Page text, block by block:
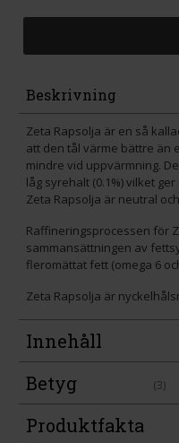
Beskrivning
Zeta Rapsolja är en så
att den tål värme bättre än
mindre vid uppvärmning.
låg syrehalt (0.1%) vilket
Zeta Rapsolja är neutral
Raffineringsprocessen för
sammansättningen av
fleromättat fett (omega 6
Zeta Rapsolja är
Innehåll
Betyg
(3)
Produktfakta